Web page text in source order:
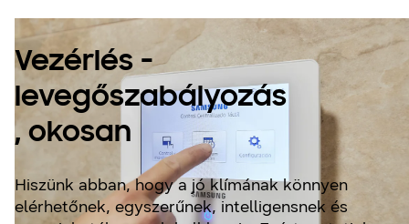
Vezérlés -
levegőszabályozás
, okosan
Hiszünk abban, hogy a jó klímának könnyen
elérhetőnek, egyszerűnek, intelligensnek és